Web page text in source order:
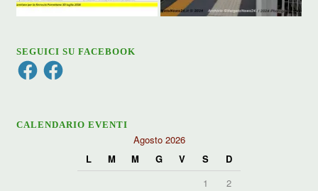
SEGUICI SU FACEBOOK
FacebookFacebook
CALENDARIO EVENTI
Agosto 2026
L
M M G V S
D
1
2